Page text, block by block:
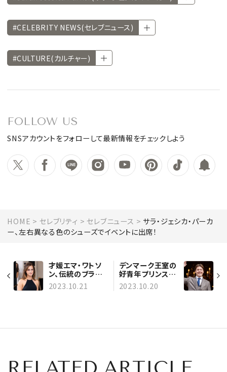
#CELEBRITY NEWS(セレブニュース)
#CULTURE(カルチャー)
FOLLOW US
SNSアカウントをフォローして最新情報をチェックしよう
HOME セレブリティ セレブニュース
サラ・ジェシカ・パーカ
ー、左右異なる色のシューズでイベントに出席！
才媛エマ・ワトソ
ン、伝統のブラッ
クガウン姿で名門
オックスフォード
2023.10.21
デンマーク王室の
好青年プリンス、
クリスチャン王子
が18歳に！ 祝賀
2023.10.20